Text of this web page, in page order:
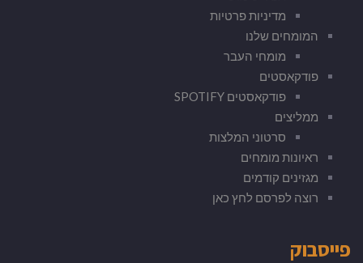
מדיניות פרטיות
המומחים שלנו
מומחי העבר
פודקאסטים
פודקאסטים SPOTIFY
ממליצים
סרטוני המלצות
ראיונות מומחים
מגזינים קודמים
רוצה לפרסם לחץ כאן
פייסבוק